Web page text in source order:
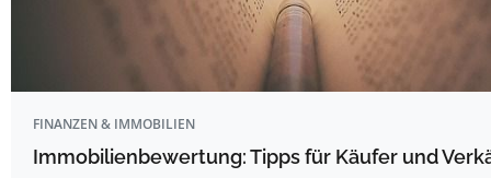
FINANZEN & IMMOBILIEN
Immobilienbewertung: Tipps für Käufer und